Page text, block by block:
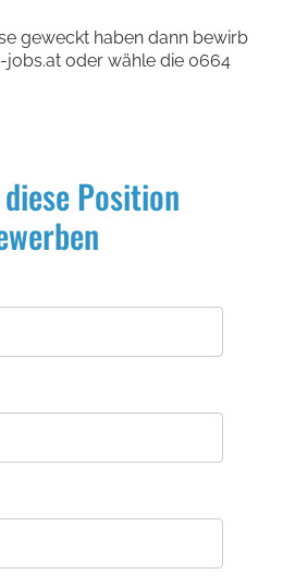
geweckt haben dann bewirb
jobs.at oder wähle die 0664
Position